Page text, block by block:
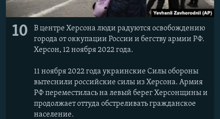
10
В центре Херсона люди радуются освобождению
города от оккупации России и бегству армии РФ.
Херсон, 12 ноября 2022 года.
11 ноября 2022 года украинские Силы обороны
вытеснили российские силы из Херсона. Армия
РФ переместилась на левый берег Херсонщины и
продолжает оттуда обстреливать гражданское
население.